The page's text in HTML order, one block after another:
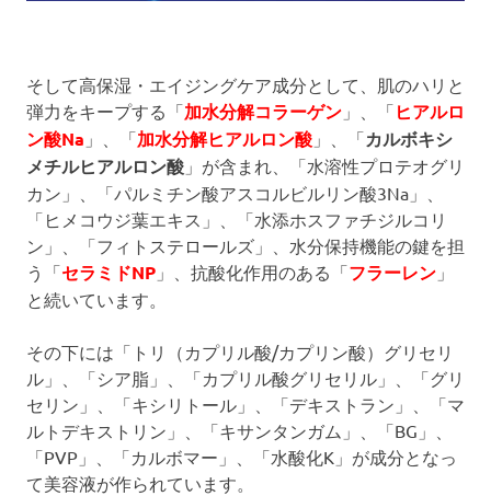
そして高保湿・エイジングケア成分として、肌のハリと
弾力をキープする「加水分解コラーゲン 」、「 ヒアルロ
ン酸Na 」、「加水分解ヒアルロン酸 」、「カルボキシ
メチルヒアルロン酸 」が含まれ、「水溶性プロテオグリ
カン」、「パルミチン酸アスコルビルリン酸3Na」、
「ヒメコウジ葉エキス」、「水添ホスファチジルコリ
ン」、「フィトステロールズ」、水分保持機能の鍵を担
う「セラミドNP 」、抗酸化作用のある「フラーレン 」
と続いています。
その下には「トリ（カプリル酸/カプリン酸）グリセリ
ル」、「シア脂」、「カプリル酸グリセリル」、「グリ
セリン」、「キシリトール」、「デキストラン」、「マ
ルトデキストリン」、「キサンタンガム」、「BG」、
「PVP」、「カルボマー」、「水酸化K」が成分となっ
て美容液が作られています。